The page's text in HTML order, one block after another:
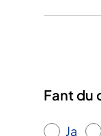
Fant du
Ja